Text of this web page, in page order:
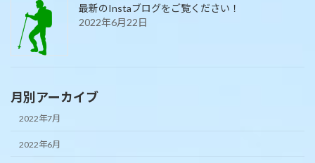
最新のInstaブログをご覧ください！
2022年6月22日
月別アーカイブ
2022年7月
2022年6月